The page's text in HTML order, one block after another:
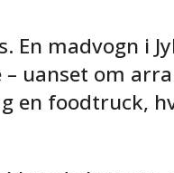
En madvogn i
uanset om
en foodtruck,